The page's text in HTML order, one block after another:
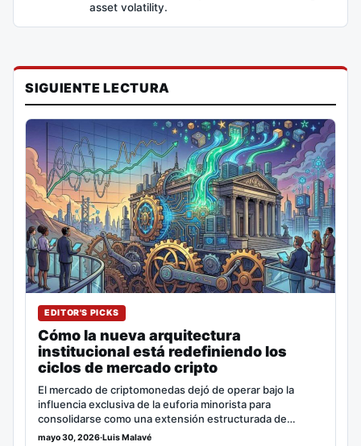
asset volatility.
SIGUIENTE LECTURA
EDITOR'S PICKS
Cómo la nueva arquitectura
institucional está redefiniendo los
ciclos de mercado cripto
El mercado de criptomonedas dejó de operar bajo la
influencia exclusiva de la euforia minorista para
consolidarse como una extensión estructurada de…
mayo 30, 2026·Luis Malavé